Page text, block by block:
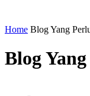
Home Blog Yang
Blog